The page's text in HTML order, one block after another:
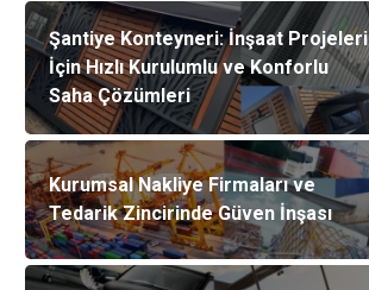
Şantiye Konteyneri: İnşaat Projeleri
İçin Hızlı Kurulumlu ve Konforlu
Saha Çözümleri
Kurumsal Nakliye Firmaları ve
Tedarik Zincirinde Güven İnşası